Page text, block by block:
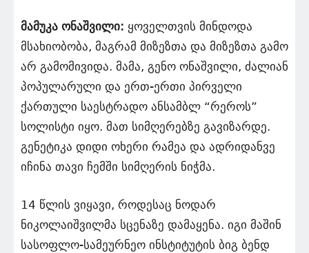
მამუკა ონაშვილი: ყოველთვის მინდოდა
მსახიობობა, მაგრამ მიზეზთა და მიზეზთა გამო
არ გამომივიდა. მამა, გენო ონაშვილი, ძალიან
პოპულარული და ერთ-ერთი პირველი
ქართული საესტრადო ანსამბლ “რეროს”
სოლისტი იყო. მათ სიმღერებზე გავიზარდე.
გენეტიკა დიდი ოხერი რამეა და ადრიდანვე
იჩინა თავი ჩემში სიმღერის ნიჭმა.
14 წლის ვიყავი, როდესაც ნოდარ
ნიკოლაიშვილმა სცენაზე დამაყენა. იგი მაშინ
სასოფლო-სამეურნეო ინსტიტუტის ბიგ ბენდ